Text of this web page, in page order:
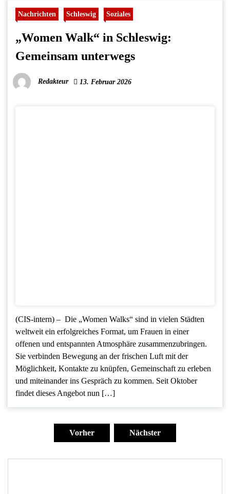
Nachrichten Schleswig Soziales
„Women Walk“ in Schleswig:
Gemeinsam unterwegs
Redakteur 13. Februar 2026
(CIS-intern) – Die „Women Walks“ sind in vielen Städten
weltweit ein erfolgreiches Format, um Frauen in einer
offenen und entspannten Atmosphäre zusammenzubringen.
Sie verbinden Bewegung an der frischen Luft mit der
Möglichkeit, Kontakte zu knüpfen, Gemeinschaft zu erleben
und miteinander ins Gespräch zu kommen. Seit Oktober
findet dieses Angebot nun […]
Vorher Nächster